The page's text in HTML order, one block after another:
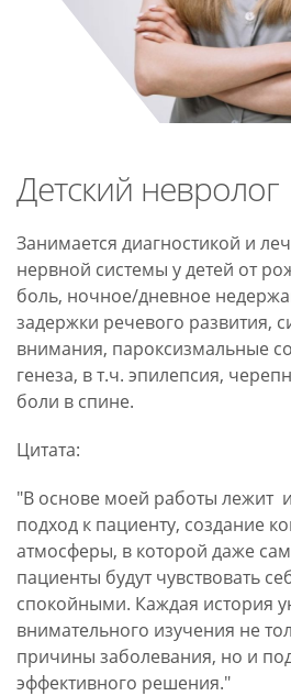
Детский невролог
Занимается диагностикой и
нервной системы у детей от
боль, ночное/дневное
задержки речевого развития,
внимания, пароксизмальные
генеза, в т.ч. эпилепсия,
боли в спине.
Цитата:
"В основе моей работы лежит
подход к пациенту, создание
атмосферы, в которой даже
пациенты будут чувствовать
спокойными. Каждая история
внимательного изучения не
причины заболевания, но и
эффективного решения."